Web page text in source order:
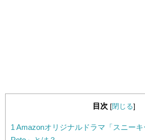
目次 [閉じる]
1 Amazonオリジナルドラマ「スニー